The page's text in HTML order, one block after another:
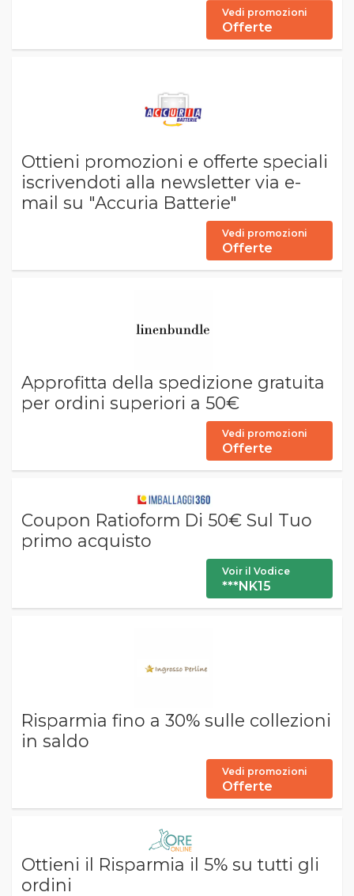
Vedi promozioni
Offerte
Ottieni promozioni e offerte speciali
iscrivendoti alla newsletter via e-
mail su "Accuria Batterie"
Vedi promozioni
Offerte
Approfitta della spedizione gratuita
per ordini superiori a 50€
Vedi promozioni
Offerte
Coupon Ratioform Di 50€ Sul Tuo
primo acquisto
Voir il Vodice
***NK15
Risparmia fino a 30% sulle collezioni
in saldo
Vedi promozioni
Offerte
Ottieni il Risparmia il 5% su tutti gli
ordini